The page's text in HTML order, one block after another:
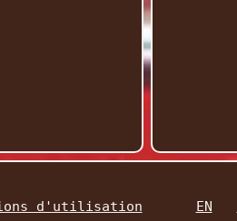
d'utilisation EN